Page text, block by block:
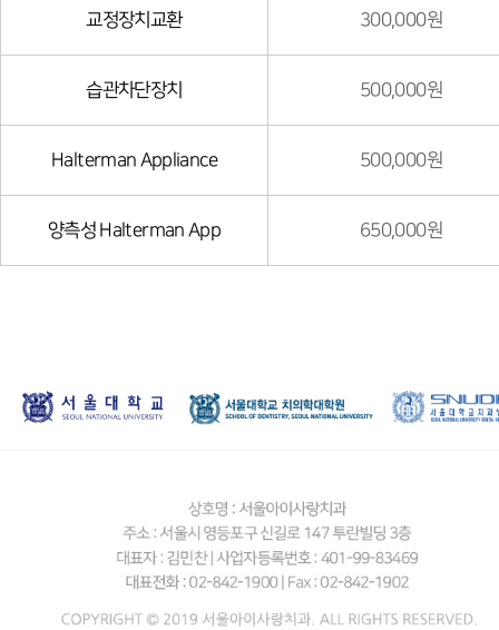
교정장치교환 300,000원
습관차단장치 500,000원
Halterman Appliance 500,000원
양측성 Halterman App 650,000원